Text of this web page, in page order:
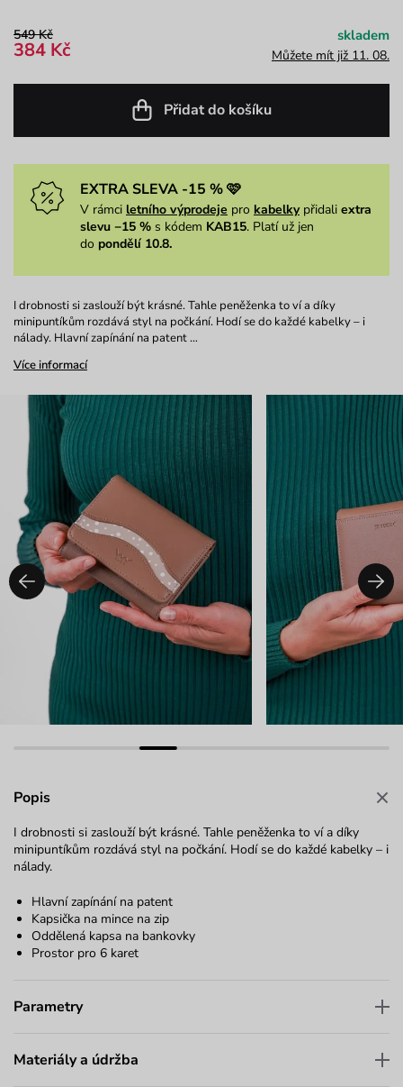
549 Kč
384 Kč
skladem
Můžete mít již 11. 08.
Přidat do košíku
EXTRA SLEVA -15 % 🩷
V rámci letního výprodeje pro kabelkypřidali extra
slevu −15 % s kódem KAB15. Platí už jen
do pondělí 10.8.
I drobnosti si zaslouží být krásné. Tahle peněženka to ví a díky
minipuntíkům rozdává styl na počkání. Hodí se do každé kabelky – i
nálady. Hlavní zapínání na patent …
Více informací
Popis
I drobnosti si zaslouží být krásné. Tahle peněženka to ví a díky
minipuntíkům rozdává styl na počkání. Hodí se do každé kabelky – i
nálady.
Hlavní zapínání na patent
Kapsička na mince na zip
Oddělená kapsa na bankovky
Prostor pro 6 karet
Parametry
Materiály a údržba